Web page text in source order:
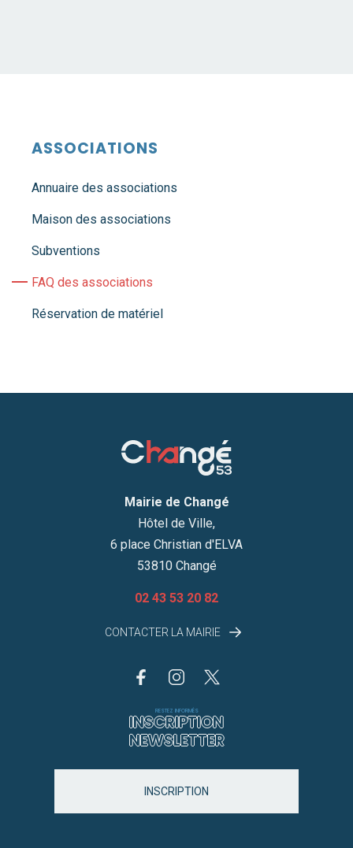
ASSOCIATIONS
Annuaire des associations
Maison des associations
Subventions
FAQ des associations
Réservation de matériel
Mairie de Changé
Hôtel de Ville,
6 place Christian d'ELVA
53810 Changé
02 43 53 20 82
CONTACTER LA MAIRIE
RESTEZ INFORMÉS
INSCRIPTION
NEWSLETTER
INSCRIPTION